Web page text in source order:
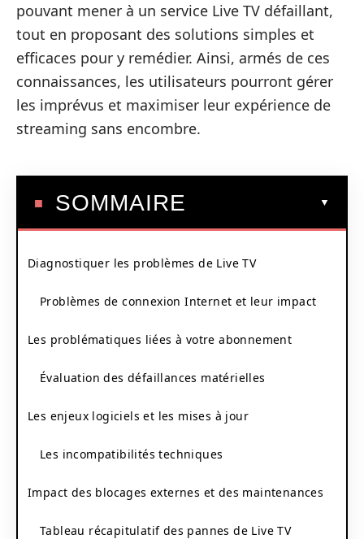
pouvant mener à un service Live TV défaillant,
tout en proposant des solutions simples et
efficaces pour y remédier. Ainsi, armés de ces
connaissances, les utilisateurs pourront gérer
les imprévus et maximiser leur expérience de
streaming sans encombre.
SOMMAIRE
Diagnostiquer les problèmes de Live TV
Problèmes de connexion Internet et leur impact
Les problématiques liées à votre abonnement
Évaluation des défaillances matérielles
Les enjeux logiciels et les mises à jour
Les incompatibilités techniques
Impact des blocages externes et des maintenances
Tableau récapitulatif des pannes de Live TV